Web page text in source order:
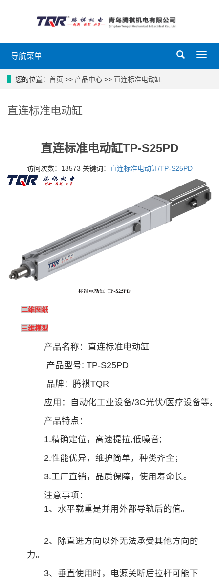
导航菜单
您的位置： 首页 >> 产品中心 >> 直连标准电动缸
直连标准电动缸
直连标准电动缸TP-S25PD
访问次数：13573 关键词： 直连标准电动缸/TP-S25PD
二维图纸
三维模型
产品名称：直连标准电动缸
产品型号: TP-S25PD
品牌：腾祺TQR
应用：自动化工业设备/3C光伏/医疗设备等。
产品特点：
1.精确定位，高速提拉,低噪音;
2.性能优异， 维护简单，种类齐全 ；
3.工厂直销，品质保障，使用寿命长。
注意事项：
1、水平载重是并用外部导轨后的值。
2、除直进方向以外无法承受其他方向的
力。
3、垂直使用时，电源关断后拉杆可能下